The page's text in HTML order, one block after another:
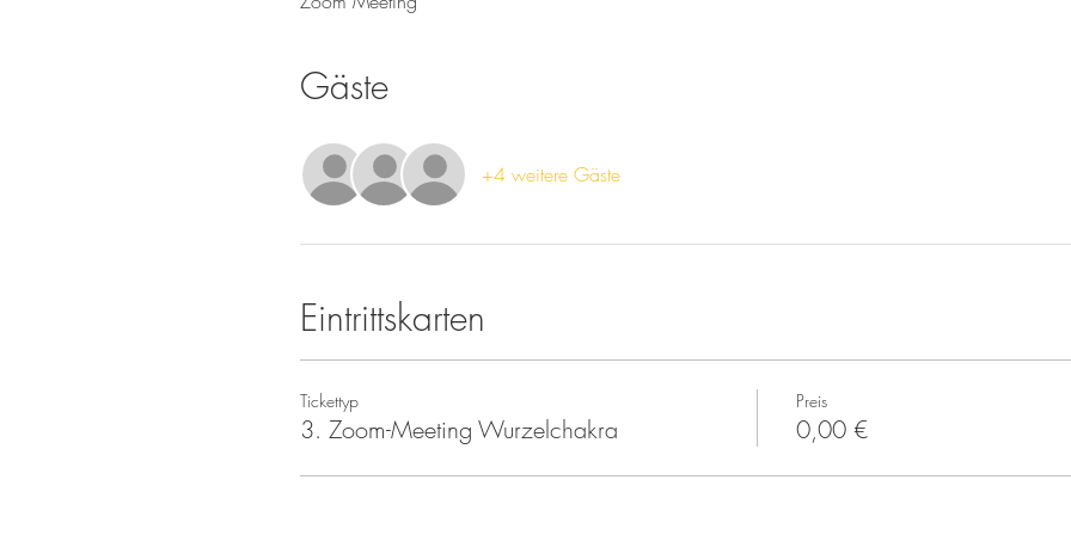
Gäste
+4 weitere Gäste
Eintrittskarten
Tickettyp
3. Zoom-Meeting Wurzelchakra
Preis
0,00 €